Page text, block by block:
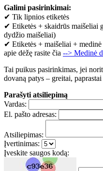
Galimi pasirinkimai:
✔ Tik lipnios etiketės
✔ Etiketės + skaidrūs maišeliai
dydžio maišeliai)
✔ Etiketės + maišeliai +
apie dėžę rasite čia --> Medinė
Tai puikus pasirinkimas, jei
dovaną patys – greitai,
Parašyti atsiliepimą
Vardas:
El. pašto adresas:
Atsiliepimas:
Įvertinimas:
Įveskite saugos kodą: